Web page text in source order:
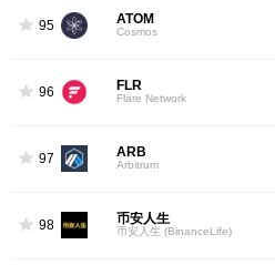
95 ATOM
Cosmos
96 FLR
Flare Network
97 ARB
Arbitrum
98 币安人生
币安人生 (BinanceLife)